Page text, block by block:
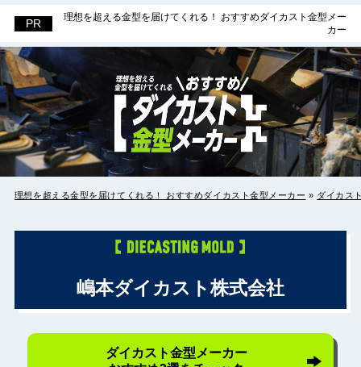
理想を超える金型を届けてくれる！ おすすめダイカスト金型メー
カー
理想を超える金型を届けてくれる！ おすすめダイカスト金型メーカー » ダイカス
嶋本ダイカスト株式会社
ダイカスト金型メーカー